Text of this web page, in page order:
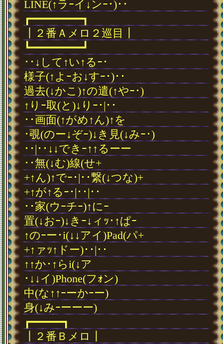
LINE(↑ラｰイ↓ンｰ･)･･
┏━━━━━━━━┓
┃２番Ａメロ２巡目┃
┗━━━━━━━━┛
･･↓して↑い↑るｰ･
様子(↑よｰお↓すｰ･)･･
過去(↓かこ)↑の遣(↑やｰ･)
↑りｰ取(と)↓りｰ･|･･
･･画面(↑がめ↑ん)↑を
･覗(のー↓ぞｰ)↓き見(↓みｰ･)
･･|･･↓↓できｰ↑↑るーー
･･無(↓む)線(せ+
+↑ん)↑でｰ･|･･繋(↓つな)+
+↑が↑るｰ･|･･|･･
･･家(ウｰチｰ)↑にｰ
置(↓おｰ)↓きｰ↓ィｯ･↑ぱｰ
↑のｰー･i(↓↓アイ)Pad(パ+
+↑ァｯ↑ドー)･･|･･
↑↑か･↑らi(↓ア
･↓↓イ)Phone(フｫン)
中(な↑↑ｰーかｰー)
身(↓みｰーーー)
┏━━━━━┓
┃２番Ｂメロ┃